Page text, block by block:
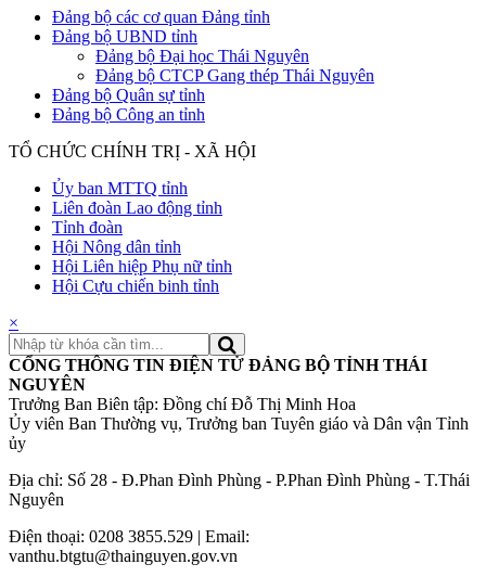
Đảng bộ các cơ quan Đảng tỉnh
Đảng bộ UBND tỉnh
Đảng bộ Đại học Thái Nguyên
Đảng bộ CTCP Gang thép Thái Nguyên
Đảng bộ Quân sự tỉnh
Đảng bộ Công an tỉnh
TỔ CHỨC CHÍNH TRỊ - XÃ HỘI
Ủy ban MTTQ tỉnh
Liên đoàn Lao động tỉnh
Tỉnh đoàn
Hội Nông dân tỉnh
Hội Liên hiệp Phụ nữ tỉnh
Hội Cựu chiến binh tỉnh
×
CỔNG THÔNG TIN ĐIỆN TỬ ĐẢNG BỘ TỈNH THÁI
NGUYÊN
Trưởng Ban Biên tập: Đồng chí Đỗ Thị Minh Hoa
Ủy viên Ban Thường vụ, Trưởng ban Tuyên giáo và Dân vận Tỉnh
ủy
Địa chỉ: Số 28 - Đ.Phan Đình Phùng - P.Phan Đình Phùng - T.Thái
Nguyên
Điện thoại: 0208 3855.529 | Email:
vanthu.btgtu@thainguyen.gov.vn